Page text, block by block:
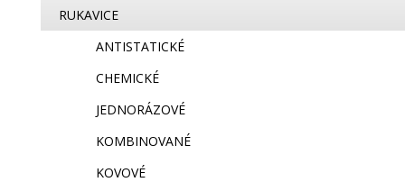
RUKAVICE
ANTISTATICKÉ
CHEMICKÉ
JEDNORÁZOVÉ
KOMBINOVANÉ
KOVOVÉ